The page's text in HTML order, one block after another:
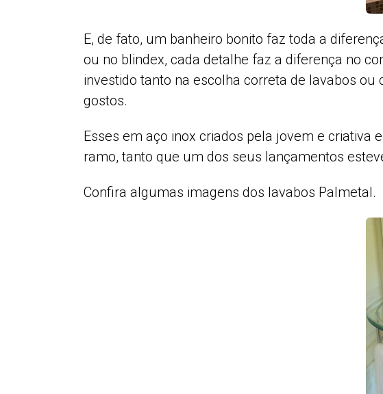
E, de fato, um banheiro bonito faz toda a
ou no blindex, cada detalhe faz a diferença no
investido tanto na escolha correta de lavabos
gostos.
Esses em aço inox criados pela jovem e criativa
ramo, tanto que um dos seus lançamentos
Confira algumas imagens dos lavabos Palmetal.